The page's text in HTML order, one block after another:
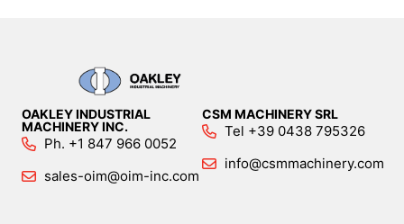
OAKLEY INDUSTRIAL
MACHINERY INC.
Ph. +1 847 966 0052
sales-oim@oim-inc.com
CSM MACHINERY SRL
Tel +39 0438 795326
info@csmmachinery.com